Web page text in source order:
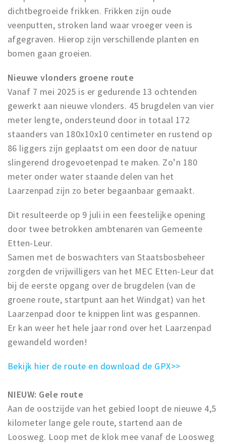
dichtbegroeide frikken. Frikken zijn oude
veenputten, stroken land waar vroeger veen is
afgegraven. Hierop zijn verschillende planten en
bomen gaan groeien.
Nieuwe vlonders groene route
Vanaf 7 mei 2025 is er gedurende 13 ochtenden
gewerkt aan nieuwe vlonders. 45 brugdelen van vier
meter lengte, ondersteund door in totaal 172
staanders van 180x10x10 centimeter en rustend op
86 liggers zijn geplaatst om een door de natuur
slingerend drogevoetenpad te maken. Zo’n 180
meter onder water staande delen van het
Laarzenpad zijn zo beter begaanbaar gemaakt.
Dit resulteerde op 9 juli in een feestelijke opening
door twee betrokken ambtenaren van Gemeente
Etten-Leur.
Samen met de boswachters van Staatsbosbeheer
zorgden de vrijwilligers van het MEC Etten-Leur dat
bij de eerste opgang over de brugdelen (van de
groene route, startpunt aan het Windgat) van het
Laarzenpad door te knippen lint was gespannen.
Er kan weer het hele jaar rond over het Laarzenpad
gewandeld worden!
Bekijk hier de route en download de GPX>>
NIEUW: Gele route
Aan de oostzijde van het gebied loopt de nieuwe 4,5
kilometer lange gele route, startend aan de
Loosweg. Loop met de klok mee vanaf de Loosweg